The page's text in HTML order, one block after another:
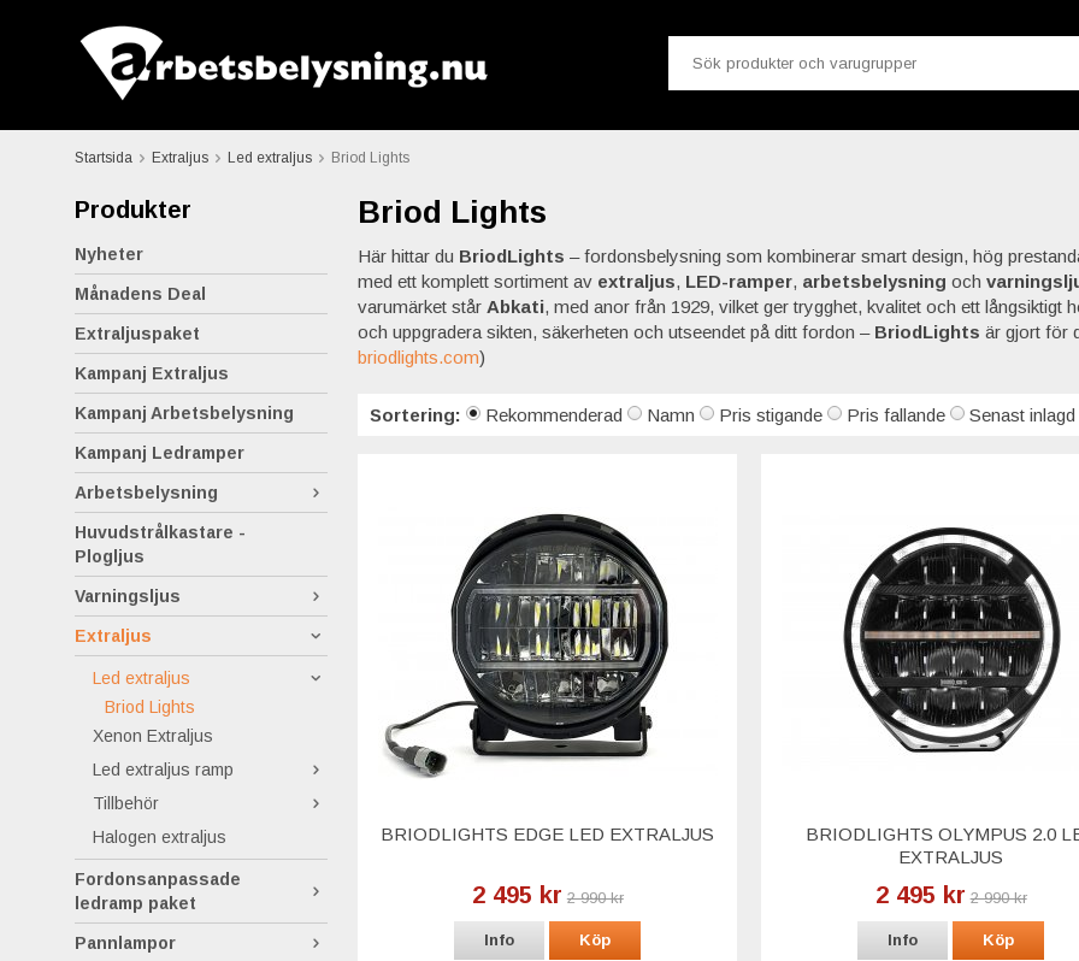
Startsida Extraljus Led extraljus Briod Lights
Produkter
Nyheter
Månadens Deal
Extraljuspaket
Kampanj Extraljus
Kampanj Arbetsbelysning
Kampanj Ledramper
Arbetsbelysning
Huvudstrålkastare -
Plogljus
Varningsljus
Extraljus
Led extraljus
Briod Lights
Xenon Extraljus
Led extraljus ramp
Tillbehör
Halogen extraljus
Fordonsanpassade
ledramp paket
Pannlampor
Briod Lights
Här hittar du BriodLights – fordonsbelysning som kombinerar smart design, hög
med ett komplett sortiment av extraljus, LED-ramper, arbetsbelysning och
varumärket står Abkati, med anor från 1929, vilket ger trygghet, kvalitet och ett
och uppgradera sikten, säkerheten och utseendet på ditt fordon – BriodLights är gjort för
briodlights.com)
Sortering: Rekommenderad Namn Pris stigande Pris fallande Senast inlagd
BRIODLIGHTS EDGE LED EXTRALJUS
2 495 kr 2 990 kr
Info Köp
BRIODLIGHTS OLYMPUS 2.0
EXTRALJUS
2 495 kr 2 990 kr
Info Köp